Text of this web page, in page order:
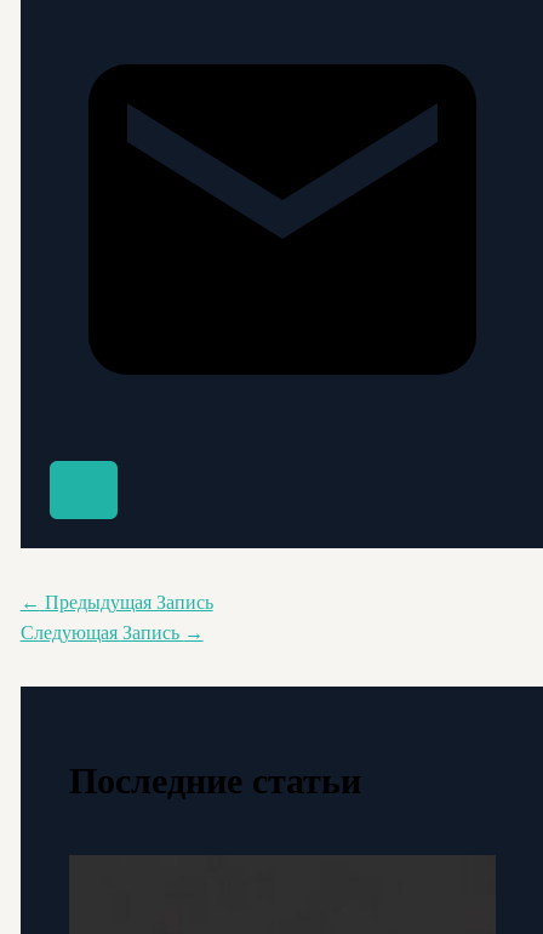
← Предыдущая Запись
Следующая Запись →
Последние статьи